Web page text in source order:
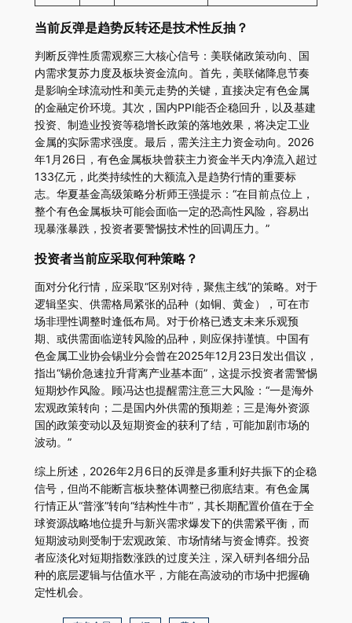
当前反弹是趋势反转还是技术性反抽？
判断反弹性质需观察三大核心信号：美联储政策动向、国
内需求复苏力度及板块资金流向。首先，美联储降息节奏
是影响全球流动性和美元走势的关键，直接决定有色金属
的金融定价环境。其次，国内PPI能否企稳回升，以及基建
投资、制造业投资等稳增长政策的落地效果，将决定工业
金属的实际需求强度。最后，需关注主力资金动向。2026
年1月26日，有色金属板块曾获主力资金半天内净流入超过
133亿元，此类持续性的大额流入是趋势行情的重要标
志。华夏基金高级策略分析师王强提示：“在目前点位上，
整个有色金属板块可能会面临一定的恐高性风险，容易出
现暴涨暴跌，投资者要警惕技术性的回调压力。”
投资者当前应采取何种策略？
面对分化行情，应采取“区别对待，聚焦主线”的策略。对于
逻辑坚实、供需格局紧张的品种（如铜、黄金），可在市
场非理性调整时逢低布局。对于价格已透支未来乐观预
期、或供需面临逆转风险的品种，则应保持谨慎。中国有
色金属工业协会锡业分会曾在2025年12月23日发出倡议，
指出“锡价急速拉升背离产业基本面”，这提示投资者需警惕
短期炒作风险。顾冯达也提醒需注意三大风险：“一是海外
宏观政策转向；二是国内外供需的预期差；三是海外资源
国的政策变动以及短期资金的获利了结，可能加剧市场的
波动。”
综上所述，2026年2月6日的反弹是多重利好共振下的企稳
信号，但尚不能断言板块整体调整已彻底结束。有色金属
行情正从“普涨”转向“结构性牛市”，其长期配置价值在于全
球资源战略地位提升与新兴需求爆发下的供需紧平衡，而
短期波动则受制于宏观政策、市场情绪与资金博弈。投资
者应淡化对短期指数涨跌的过度关注，深入研判各细分品
种的底层逻辑与估值水平，方能在高波动的市场中把握确
定性机会。